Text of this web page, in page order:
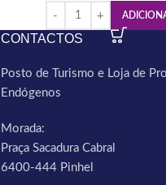
CONTACTOS
Posto de Turismo e Loja de
Endógenos
Morada:
Praça Sacadura Cabral
6400-444 Pinhel